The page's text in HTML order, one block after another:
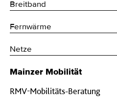
Breitband
Fernwärme
Netze
Mainzer Mobilität
RMV-Mobilitäts-Beratung